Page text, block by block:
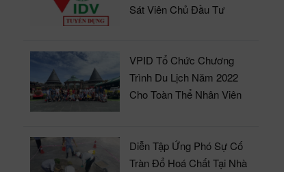
Sát Viên Chủ Đầu Tư
VPID Tổ Chức Chương
Trình Du Lịch Năm 2022
Cho Toàn Thể Nhân Viên
Diễn Tập Ứng Phó Sự Cố
Tràn Đổ Hoá Chất Tại Nhà